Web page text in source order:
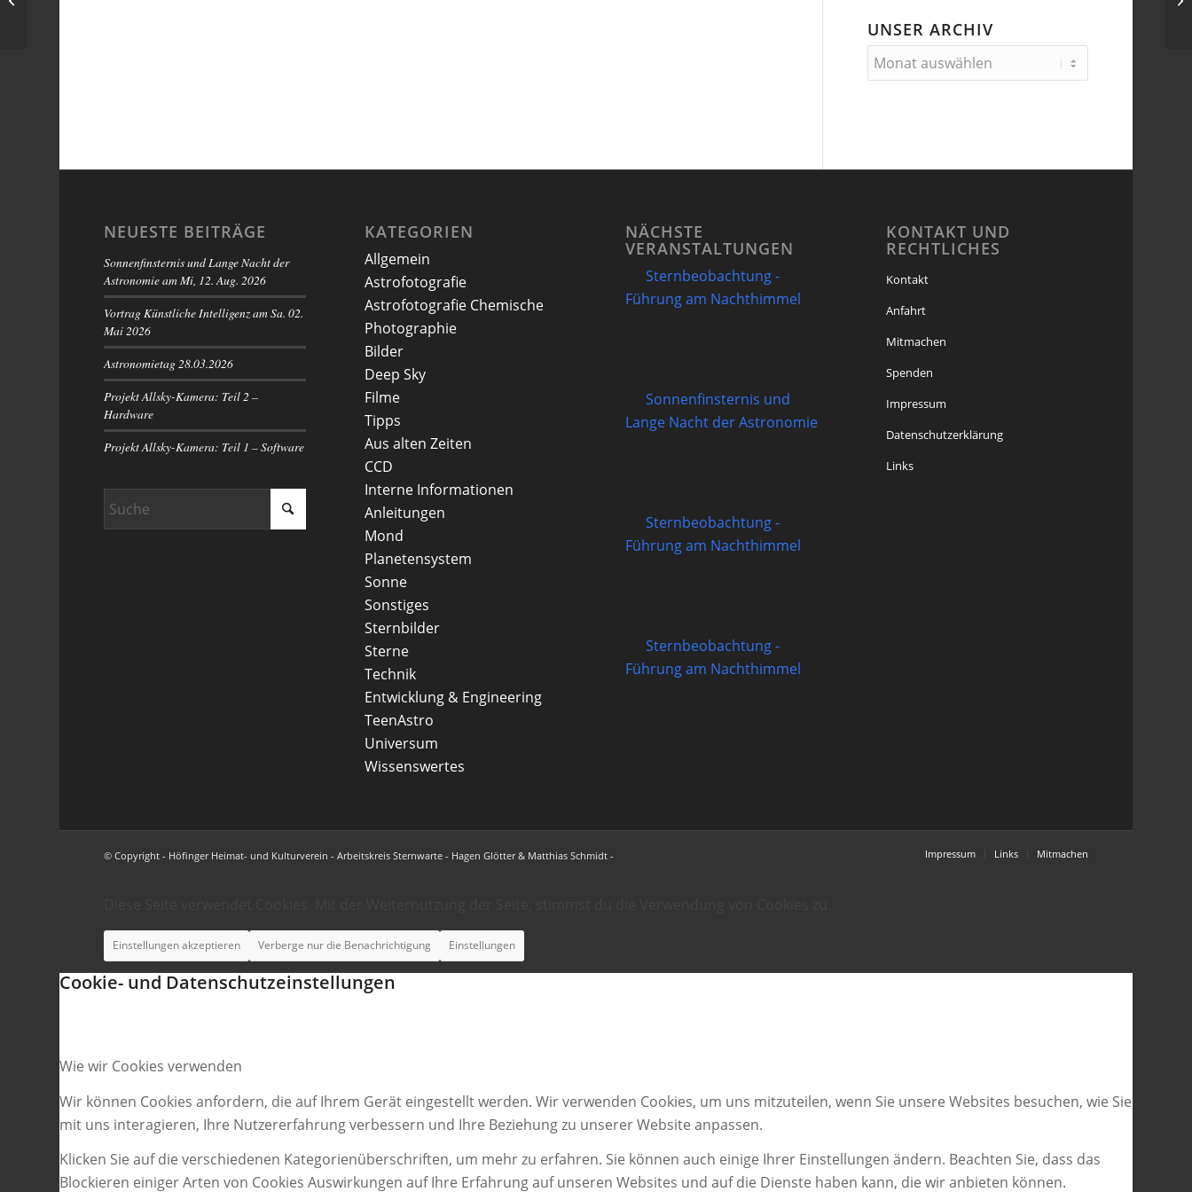
UNSER ARCHIV
NEUESTE BEITRÄGE
Sonnenfinsternis und Lange Nacht der
Astronomie am Mi, 12. Aug. 2026
Vortrag Künstliche Intelligenz am Sa. 02.
Mai 2026
Astronomietag 28.03.2026
Projekt Allsky-Kamera: Teil 2 –
Hardware
Projekt Allsky-Kamera: Teil 1 – Software
KATEGORIEN
Allgemein
Astrofotografie
Astrofotografie Chemische
Photographie
Bilder
Deep Sky
Filme
Tipps
Aus alten Zeiten
CCD
Interne Informationen
Anleitungen
Mond
Planetensystem
Sonne
Sonstiges
Sternbilder
Sterne
Technik
Entwicklung & Engineering
TeenAstro
Universum
Wissenswertes
NÄCHSTE
VERANSTALTUNGEN
Sternbeobachtung -
Führung am Nachthimmel
Sonnenfinsternis und
Lange Nacht der Astronomie
Sternbeobachtung -
Führung am Nachthimmel
Sternbeobachtung -
Führung am Nachthimmel
KONTAKT UND
RECHTLICHES
Kontakt
Anfahrt
Mitmachen
Spenden
Impressum
Datenschutzerklärung
Links
© Copyright - Höfinger Heimat- und Kulturverein - Arbeitskreis Sternwarte - Hagen Glötter & Matthias Schmidt - Impressum Links Mitmachen
Einstellungen akzeptieren Verberge nur die Benachrichtigung Einstellungen
Cookie- und Datenschutzeinstellungen
Wie wir Cookies verwenden
Wir können Cookies anfordern, die auf Ihrem Gerät eingestellt werden. Wir verwenden Cookies, um uns mitzuteilen, wenn Sie unsere Websites besuchen, wie Sie
mit uns interagieren, Ihre Nutzererfahrung verbessern und Ihre Beziehung zu unserer Website anpassen.
Klicken Sie auf die verschiedenen Kategorienüberschriften, um mehr zu erfahren. Sie können auch einige Ihrer Einstellungen ändern. Beachten Sie, dass das
Blockieren einiger Arten von Cookies Auswirkungen auf Ihre Erfahrung auf unseren Websites und auf die Dienste haben kann, die wir anbieten können.